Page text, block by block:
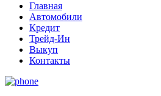
Главная
Автомобили
Кредит
Трейд-Ин
Выкуп
Контакты